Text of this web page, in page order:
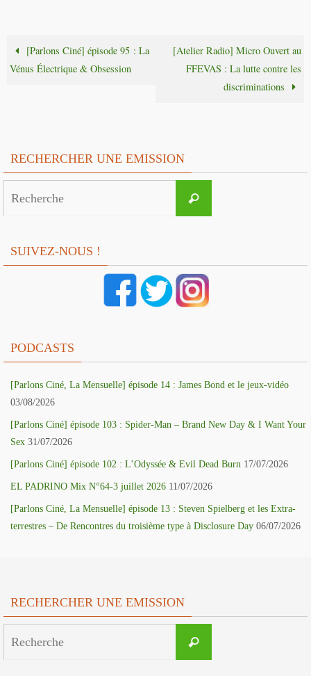
[Parlons Ciné] épisode 95 : La
Vénus Électrique & Obsession
[Atelier Radio] Micro Ouvert au
FFEVAS : La lutte contre les
discriminations
RECHERCHER UNE EMISSION
Recherche
SUIVEZ-NOUS !
PODCASTS
[Parlons Ciné, La Mensuelle] épisode 14 : James Bond et le jeux-vidéo
03/08/2026
[Parlons Ciné] épisode 103 : Spider-Man – Brand New Day & I Want Your
Sex 31/07/2026
[Parlons Ciné] épisode 102 : L’Odyssée & Evil Dead Burn 17/07/2026
EL PADRINO Mix N°64-3 juillet 2026 11/07/2026
[Parlons Ciné, La Mensuelle] épisode 13 : Steven Spielberg et les Extra-
terrestres – De Rencontres du troisième type à Disclosure Day 06/07/2026
RECHERCHER UNE EMISSION
Recherche